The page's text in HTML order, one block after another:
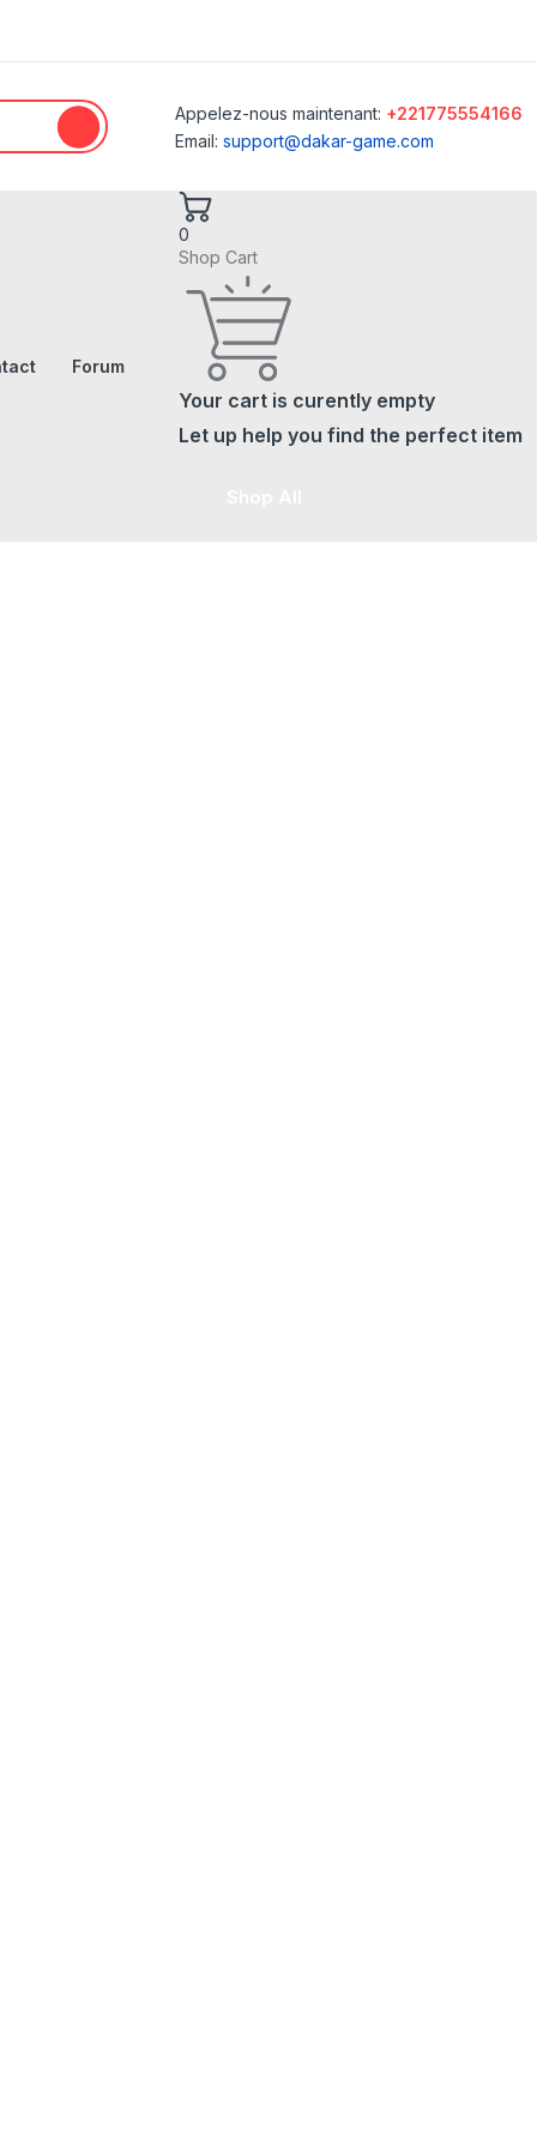
Appelez-nous maintenant: +221775554166
Email: support@dakar-game.com
Forum
0
Shop Cart
Your cart is curently empty
Let up help you find the perfect item